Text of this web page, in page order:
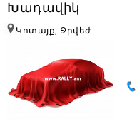
Խադավիկ
Կոտայք, Ջրվեժ